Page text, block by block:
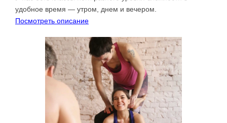
удобное время — утром, днем и вечером.
Посмотреть описание